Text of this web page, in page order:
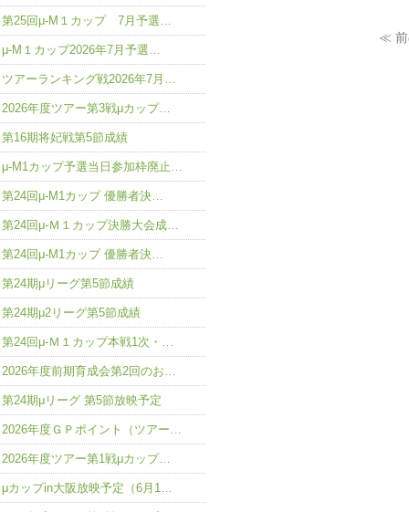
≪ 前
第25回μ-M１カップ 7月予選…
μ-M１カップ2026年7月予選…
ツアーランキング戦2026年7月…
2026年度ツアー第3戦μカップ…
第16期将妃戦第5節成績
μ-M1カップ予選当日参加枠廃止…
第24回μ-M1カップ 優勝者決…
第24回μ-Ｍ１カップ決勝大会成…
第24回μ-M1カップ 優勝者決…
第24期μリーグ第5節成績
第24期μ2リーグ第5節成績
第24回μ-Ｍ１カップ本戦1次・…
2026年度前期育成会第2回のお…
第24期μリーグ 第5節放映予定
2026年度ＧＰポイント（ツアー…
2026年度ツアー第1戦μカップ…
μカップin大阪放映予定（6月1…